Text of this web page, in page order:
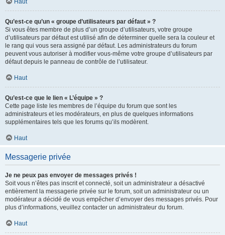
Haut
Qu’est-ce qu’un « groupe d’utilisateurs par défaut » ?
Si vous êtes membre de plus d’un groupe d’utilisateurs, votre groupe
d’utilisateurs par défaut est utilisé afin de déterminer quelle sera la couleur et
le rang qui vous sera assigné par défaut. Les administrateurs du forum
peuvent vous autoriser à modifier vous-même votre groupe d’utilisateurs par
défaut depuis le panneau de contrôle de l’utilisateur.
Haut
Qu’est-ce que le lien « L’équipe » ?
Cette page liste les membres de l’équipe du forum que sont les
administrateurs et les modérateurs, en plus de quelques informations
supplémentaires tels que les forums qu’ils modèrent.
Haut
Messagerie privée
Je ne peux pas envoyer de messages privés !
Soit vous n’êtes pas inscrit et connecté, soit un administrateur a désactivé
entièrement la messagerie privée sur le forum, soit un administrateur ou un
modérateur a décidé de vous empêcher d’envoyer des messages privés. Pour
plus d’informations, veuillez contacter un administrateur du forum.
Haut